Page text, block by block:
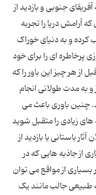
جنوبی و بازدید از
آرامش دریا را تجربه
کرده و به دنیای خوراک
پرخاطره ای را برای خود
از هر چیز این باور را که
و به مدت طولانی انجام
چنین باوری باعث می
های زیادی را متقبل شوید
باستانی یا بازدید از
از جاذبه هایی که در
از مواقع می توان
طبیعی جالب مانند یک